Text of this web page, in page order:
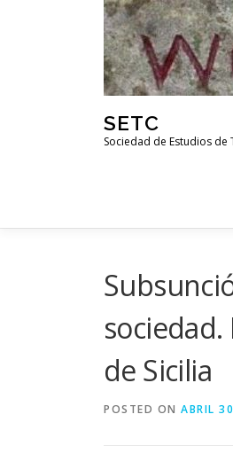
SETC
Sociedad de Estudios de
de Sicilia
POSTED ON ABRIL